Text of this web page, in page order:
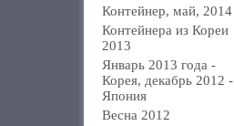
Контейнер, май, 2014
Контейнера из Кореи
2013
Январь 2013 года -
Корея, декабрь 2012 -
Япония
Весна 2012